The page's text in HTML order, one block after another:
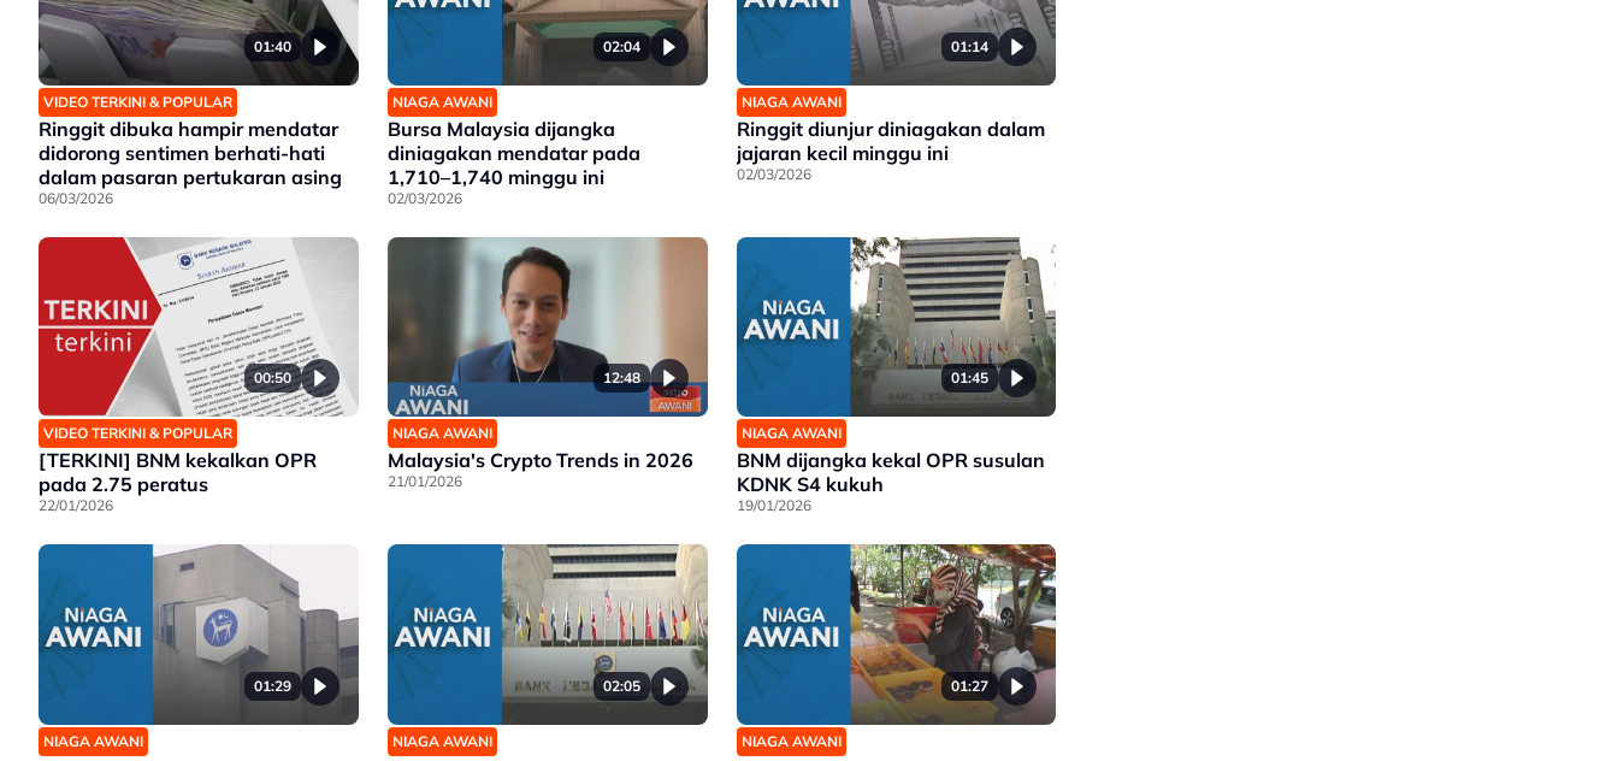
01:40
VIDEO TERKINI & POPULAR
Ringgit dibuka hampir mendatar
didorong sentimen berhati-hati
dalam pasaran pertukaran asing
06/03/2026
02:04
NIAGA AWANI
Bursa Malaysia dijangka
diniagakan mendatar pada
1,710–1,740 minggu ini
02/03/2026
01:14
NIAGA AWANI
Ringgit diunjur diniagakan dalam
jajaran kecil minggu ini
02/03/2026
00:50
VIDEO TERKINI & POPULAR
[TERKINI] BNM kekalkan OPR
pada 2.75 peratus
22/01/2026
12:48
NIAGA AWANI
Malaysia's Crypto Trends in 2026
21/01/2026
01:45
NIAGA AWANI
BNM dijangka kekal OPR susulan
KDNK S4 kukuh
19/01/2026
01:29
NIAGA AWANI
02:05
NIAGA AWANI
01:27
NIAGA AWANI